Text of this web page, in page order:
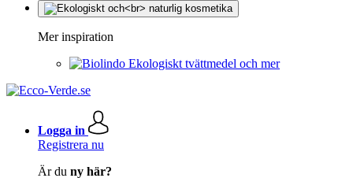
Mer inspiration
Ekologiskt tvättmedel och mer
Logga in
Registrera nu
Är du ny här?